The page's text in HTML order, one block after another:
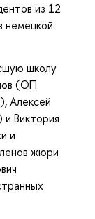
из 12
немецкой
школу
(ОП
Алексей
Виктория
и
жюри